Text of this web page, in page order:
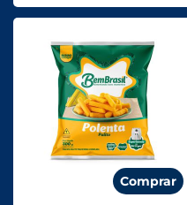
Comprar